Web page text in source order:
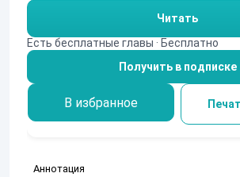
Читать
Есть бесплатные главы · Бесплатно
Получить в подписке
В избранное
Аннотация